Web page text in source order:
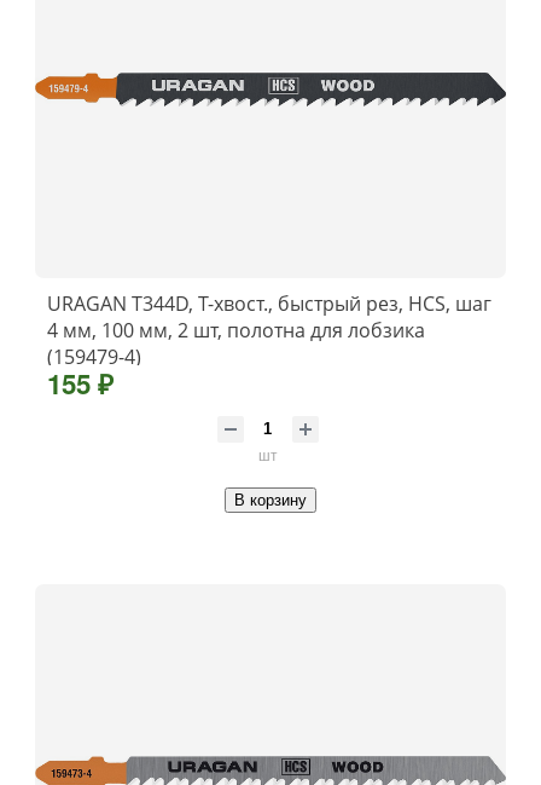
URAGAN T344D, T-хвост., быстрый рез, HCS, шаг
4 мм, 100 мм, 2 шт, полотна для лобзика
(159479-4)
155 ₽
шт
В корзину